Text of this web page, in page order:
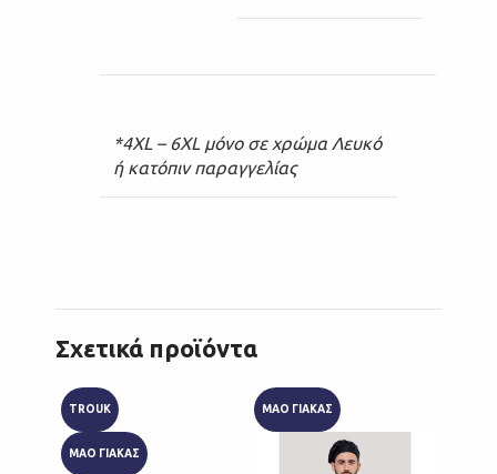
*4XL – 6XL μόνο σε χρώμα Λευκό
ή κατόπιν παραγγελίας
Σχετικά προϊόντα
TROUK
ΜΑΟ ΓΙΑΚΑΣ
ΜΑΟ ΓΙΑΚΑΣ